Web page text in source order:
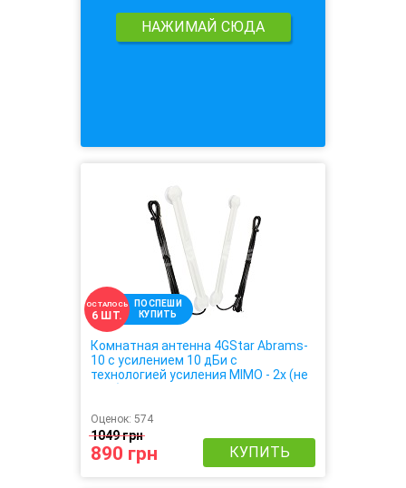
НАЖИМАЙ СЮДА
ПОСПЕШИ
КУПИТЬ
ОСТАЛОСЬ
6 ШТ.
Комнатная антенна 4GStar Abrams-
10 с усилением 10 дБи с
технологией усиления MIMO - 2х (не
требует настройки, крепиться на
раза)
Оценок: 574
1049 грн
890 грн КУПИТЬ